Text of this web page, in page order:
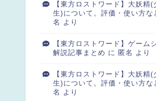
【東方ロストワード】大妖精(
生)について。評価・使い方な
名 より
【東方ロストワード】ゲーム
解説記事まとめ に 匿名 より
【東方ロストワード】大妖精(
生)について。評価・使い方な
名 より